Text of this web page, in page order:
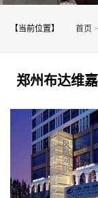
【当前位置】 首页 >
郑州布达维